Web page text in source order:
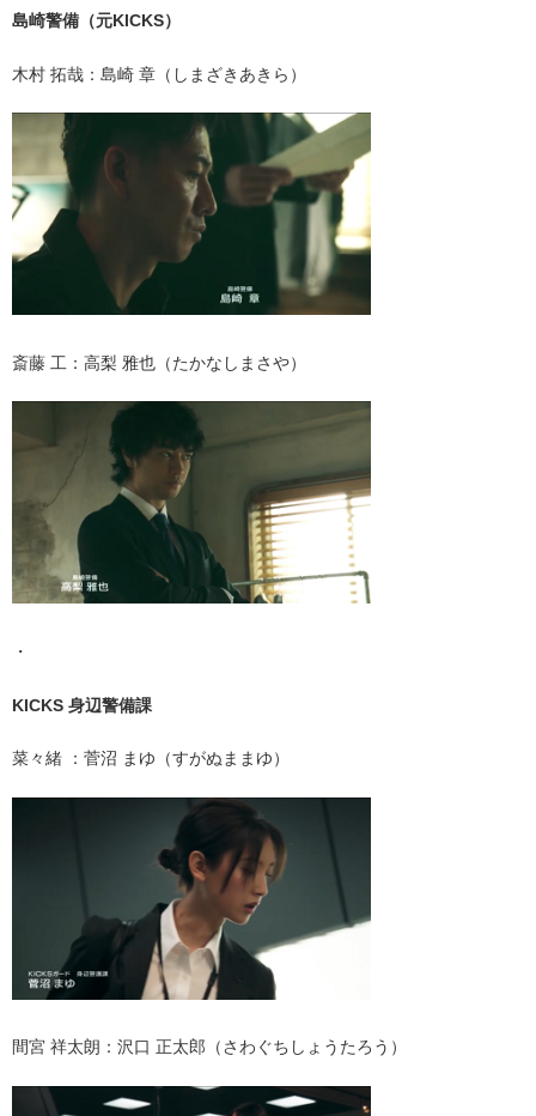
島崎警備（元KICKS）
木村 拓哉：島崎 章（しまざきあきら）
斎藤 工：高梨 雅也（たかなしまさや）
・
KICKS 身辺警備課
菜々緒 ：菅沼 まゆ（すがぬままゆ）
間宮 祥太朗：沢口 正太郎（さわぐちしょうたろう）